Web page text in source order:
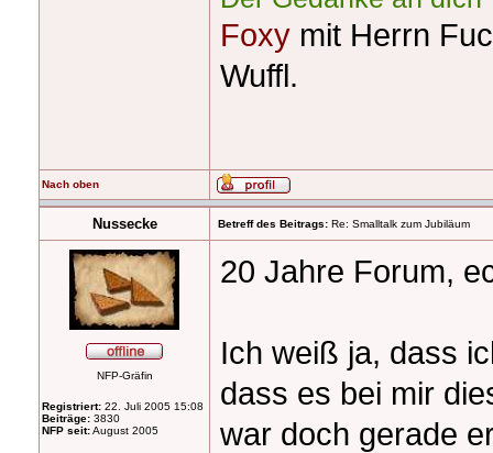
Foxy mit Herrn
Wuffl.
Nach oben
Nussecke Betreff des Beitrags: Re: Smalltalk zum Jubiläum
NFP-Gräfin
Registriert: 22. Juli 2005 15:08
Beiträge: 3830
NFP seit:August 2005
20 Jahre Forum,
Ich weiß ja, dass
dass es bei mir
war doch gerade